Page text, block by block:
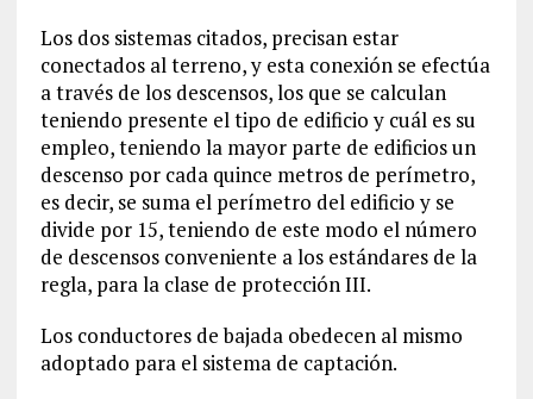
Los dos sistemas citados, precisan estar
conectados al terreno, y esta conexión se efectúa
a través de los descensos, los que se calculan
teniendo presente el tipo de edificio y cuál es su
empleo, teniendo la mayor parte de edificios un
descenso por cada quince metros de perímetro,
es decir, se suma el perímetro del edificio y se
divide por 15, teniendo de este modo el número
de descensos conveniente a los estándares de la
regla, para la clase de protección III.
Los conductores de bajada obedecen al mismo
adoptado para el sistema de captación.